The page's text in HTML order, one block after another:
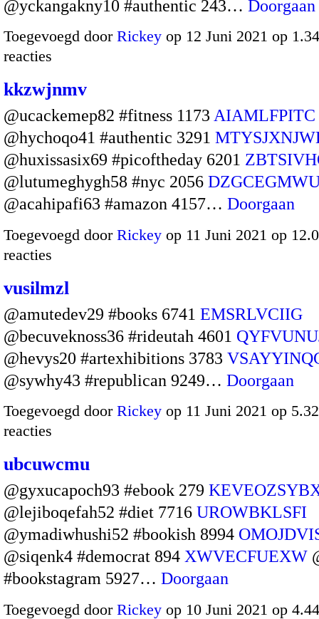
@yckangakny10 #authentic 243… Doorgaan
Toegevoegd door Rickey op 12 Juni 2021 op
reacties
kkzwjnmv
@ucackemep82 #fitness 1173 AIAMLFPITC
@hychoqo41 #authentic 3291
@huxissasix69 #picoftheday 6201
@lutumeghygh58 #nyc 2056
@acahipafi63 #amazon 4157… Doorgaan
Toegevoegd door Rickey op 11 Juni 2021 op
reacties
vusilmzl
@amutedev29 #books 6741 EMSRLVCIIG
@becuveknoss36 #rideutah 4601
@hevys20 #artexhibitions 3783
@sywhy43 #republican 9249… Doorgaan
Toegevoegd door Rickey op 11 Juni 2021 op
reacties
ubcuwcmu
@gyxucapoch93 #ebook 279
@lejiboqefah52 #diet 7716 UROWBKLSFI
@ymadiwhushi52 #bookish 8994
@siqenk4 #democrat 894 XWVECFUEXW
#bookstagram 5927… Doorgaan
Toegevoegd door Rickey op 10 Juni 2021 op